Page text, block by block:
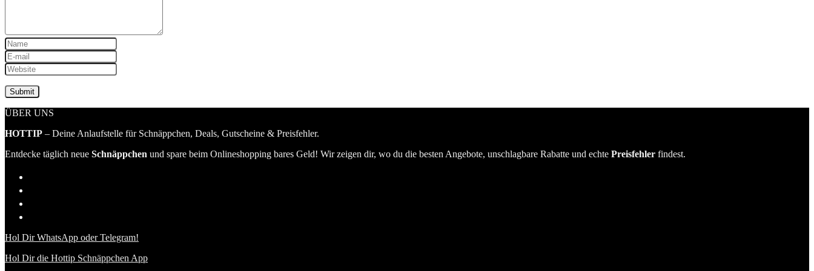
ÜBER UNS
HOTTIP – Deine Anlaufstelle für Schnäppchen, Deals, Gutscheine & Preisfehler.
Entdecke täglich neue Schnäppchen und spare beim Onlineshopping bares Geld! Wir zeigen dir, wo du die besten Angebote, unschlagbare Rabatte und echte Preisfehler findest.
Hol Dir WhatsApp oder Telegram!
Hol Dir die Hottip Schnäppchen App